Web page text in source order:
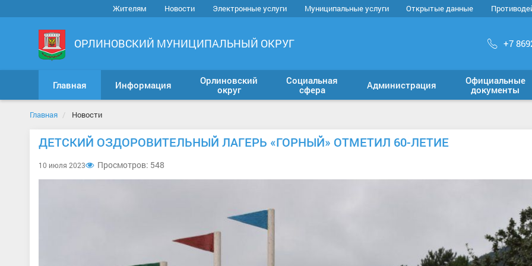
Жителям Новости Электронные услуги Муниципальные услуги Открытые данные
ОРЛИНОВСКИЙ МУНИЦИПАЛЬНЫЙ ОКРУГ +7
Главная Информация
Орлиновский
округ
Социальная
сфера
Администрация
Официальные
документы
Главная Новости
ДЕТСКИЙ ОЗДОРОВИТЕЛЬНЫЙ ЛАГЕРЬ «ГОРНЫЙ» ОТМЕТИЛ 60-ЛЕТИЕ
10 июля 2023 Просмотров: 548